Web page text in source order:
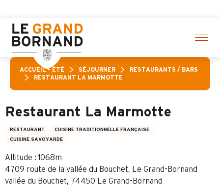
contenu
principal
ACCUEIL – ÉTÉ SÉJOURNER
RESTAURANTS / BARS
RESTAURANT LA MARMOTTE
Restaurant La Marmotte
RESTAURANT
CUISINE TRADITIONNELLE FRANÇAISE
CUISINE SAVOYARDE
Altitude : 1068m
4709 route de la vallée du Bouchet, Le Grand-Bornand
vallée du Bouchet, 74450 Le Grand-Bornand